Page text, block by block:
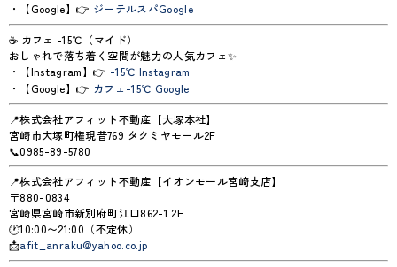
・【Google】👉 ジーテルスパGoogle
☕ カフェ -15℃（マイド）
おしゃれで落ち着く空間が魅力の人気カフェ✨
・【Instagram】👉 -15℃ Instagram
・【Google】👉 カフェ-15℃ Google
📍株式会社アフィット不動産【大塚本社】
宮崎市大塚町権現昔769 タクミヤモール2F
📞0985-89-5780
📍株式会社アフィット不動産【イオンモール宮崎支店】
〒880-0834
宮崎県宮崎市新別府町江口862-1 2F
🕐10:00〜21:00（不定休）
📩afit_anraku@yahoo.co.jp